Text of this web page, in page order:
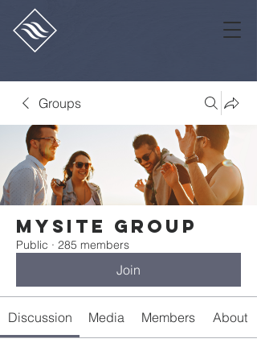
Groups
Mysite Group
Public · 285 members
Join
Discussion Media Members About